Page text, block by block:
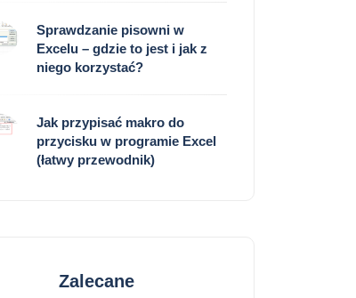
Sprawdzanie pisowni w
Excelu – gdzie to jest i jak z
niego korzystać?
Jak przypisać makro do
przycisku w programie Excel
(łatwy przewodnik)
Zalecane